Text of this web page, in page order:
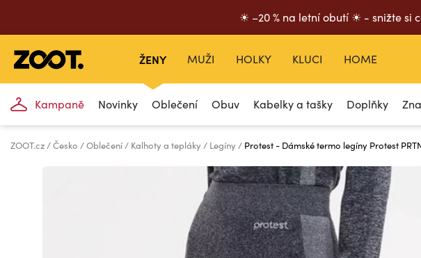
☀ –20 % na letní obutí ☀ - snižte si
ŽENY
Kampaně Novinky Oblečení Obuv Kabelky a tašky Doplňky
MUŽI HOLKY KLUCI HOME
ZOOT.cz Česko Oblečení Kalhoty a tepláky Legíny Protest - Dámské termo legíny Protest